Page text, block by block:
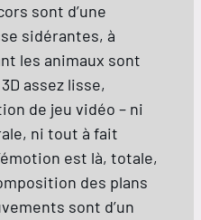
sont d’une
sidérantes, à
les animaux sont
assez lisse,
de jeu vidéo – ni
ni tout à fait
est là, totale,
des plans
sont d’un